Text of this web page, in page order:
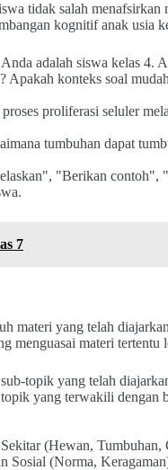
tidak salah
kognitif anak usia
adalah siswa kelas 4.
Apakah konteks soal
proses proliferasi seluler
tumbuhan dapat
"Berikan contoh",
7
materi yang telah
menguasai materi
topik yang telah
yang terwakili dengan
(Hewan, Tumbuhan,
Sosial (Norma,